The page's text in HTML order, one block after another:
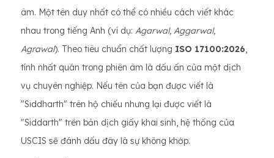
âm. Một tên duy nhất có thể có nhiều cách viết khác
nhau trong tiếng Anh (ví dụ: Agarwal, Aggarwal,
Agrawal). Theo tiêu chuẩn chất lượng ISO 17100:2026,
tính nhất quán trong phiên âm là dấu ấn của một dịch
vụ chuyên nghiệp. Nếu tên của bạn được viết là
"Siddharth" trên hộ chiếu nhưng lại được viết là
"Siddarth" trên bản dịch giấy khai sinh, hệ thống của
USCIS sẽ đánh dấu đây là sự không khớp.